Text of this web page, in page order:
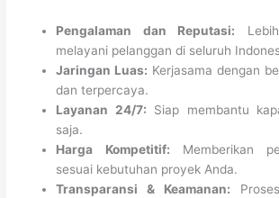
Pengalaman dan Reputasi:
melayani pelanggan di seluruh
Jaringan Luas: Kerjasama dengan
dan terpercaya.
Layanan 24/7: Siap membantu
saja.
Harga Kompetitif: Memberikan
sesuai kebutuhan proyek Anda.
Transparansi & Keamanan: